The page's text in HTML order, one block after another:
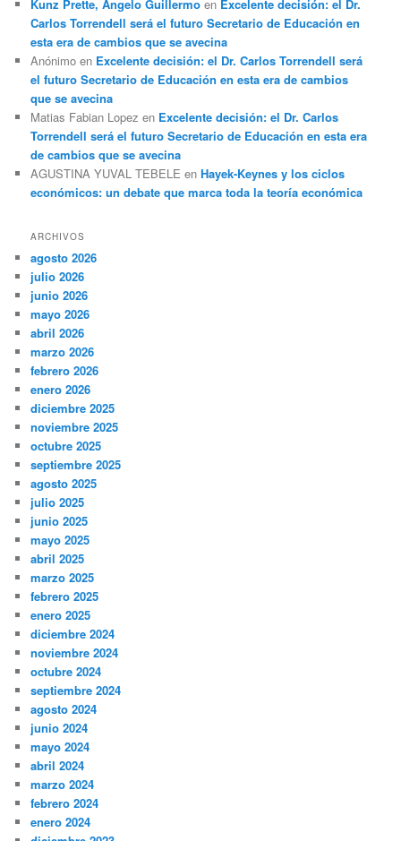
Kunz Prette, Angelo Guillermo en Excelente decisión: el Dr.
Carlos Torrendell será el futuro Secretario de Educación en
esta era de cambios que se avecina
Anónimo en Excelente decisión: el Dr. Carlos Torrendell será
el futuro Secretario de Educación en esta era de cambios
que se avecina
Matias Fabian Lopez en Excelente decisión: el Dr. Carlos
Torrendell será el futuro Secretario de Educación en esta era
de cambios que se avecina
AGUSTINA YUVAL TEBELE enHayek-Keynes y los ciclos
económicos: un debate que marca toda la teoría económica
ARCHIVOS
agosto 2026
julio 2026
junio 2026
mayo 2026
abril 2026
marzo 2026
febrero 2026
enero 2026
diciembre 2025
noviembre 2025
octubre 2025
septiembre 2025
agosto 2025
julio 2025
junio 2025
mayo 2025
abril 2025
marzo 2025
febrero 2025
enero 2025
diciembre 2024
noviembre 2024
octubre 2024
septiembre 2024
agosto 2024
junio 2024
mayo 2024
abril 2024
marzo 2024
febrero 2024
enero 2024